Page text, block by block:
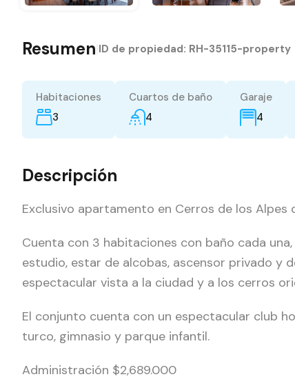
Resumen ID de propiedad: RH-35115-property
Habitaciones
3
Cuartos de baño
4
Garaje
4
Descripción
Exclusivo apartamento en Cerros de los Alpes
Cuenta con 3 habitaciones con baño cada
estudio, estar de alcobas, ascensor privado y
espectacular vista a la ciudad y a los cerros
El conjunto cuenta con un espectacular club
turco, gimnasio y parque infantil.
Administración $2,689.000